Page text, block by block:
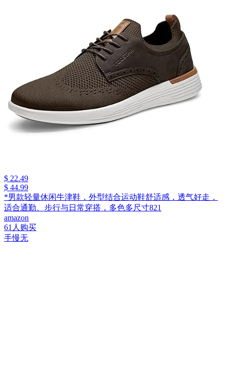
$ 22.49
$ 44.99
*男款轻量休闲牛津鞋，外型结合运动鞋舒适感，透气好走，
适合通勤、步行与日常穿搭，多色多尺寸821
amazon
61人购买
手慢无